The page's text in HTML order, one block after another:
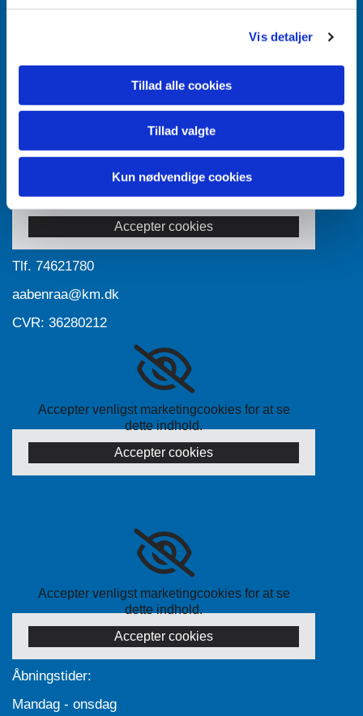
Vis detaljer
Tillad alle cookies
Tillad valgte
Kun nødvendige cookies
Accepter venligst marketingcookies for at se
dette indhold.
Accepter cookies
Tlf. 74621780
aabenraa@km.dk
CVR: 36280212
Accepter venligst marketingcookies for at se
dette indhold.
Accepter cookies
Accepter venligst marketingcookies for at se
dette indhold.
Accepter cookies
Åbningstider:
Mandag - onsdag